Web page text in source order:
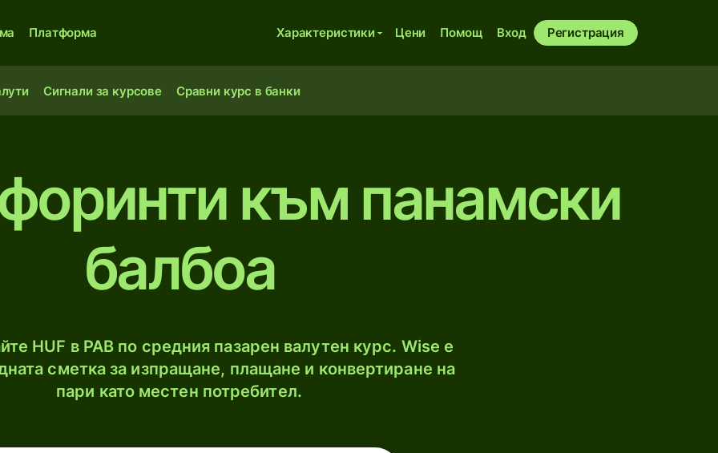
Платформа Характеристики Цени Помощ Вход Регистрация
Сигнали за курсове Сравни курс в банки
към панамски
балбоа
HUF в PAB по средния пазарен валутен курс. Wise е
сметка за изпращане, плащане и конвертиране на
пари като местен потребител.